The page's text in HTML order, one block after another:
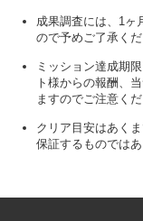
成果調査には、1ヶ
ので予めご了承くだ
ミッション達成期
ト様からの報酬、
ますのでご注意くだ
クリア目安はあく
保証するものではあ